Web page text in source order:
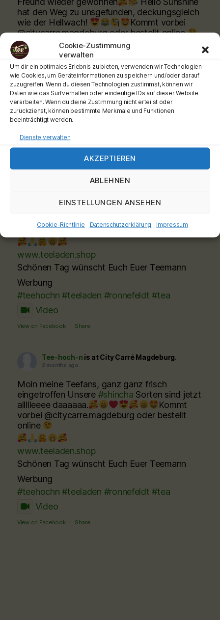
Cookie-Zustimmung
verwalten
Um dir ein optimales Erlebnis zu bieten, verwenden wir Technologien
wie Cookies, um Geräteinformationen zu speichern und/oder darauf
zuzugreifen. Wenn du diesen Technologien zustimmst, können wir
Daten wie das Surfverhalten oder eindeutige IDs auf dieser Website
verarbeiten. Wenn du deine Zustimmung nicht erteilst oder
zurückziehst, können bestimmte Merkmale und Funktionen
beeinträchtigt werden.
Dienste verwalten
AKZEPTIEREN
ABLEHNEN
EINSTELLUNGEN ANSEHEN
Cookie-Richtlinie Datenschutzerklärung Impressum
hat den Weg zu unsgefunden, deckungsgleich
wie der Hellwach!
Kommt vorbei
@citycarre.magdeburg oder bestellt online
www.teeladen.shop
Schönen Tag wünscht Euch Euer Teemann
Werbung
#teehochn #teeladen #ronnefeldt
Video
is at City Carré Magdeburg.
2 months ago
eingetroffen Unsere #shinchaSorten sind jetzt
allllleeee daaaaaa. Und die Preise sind gleich
@citycarre.magdeburg oder bestellt online
www.teeladen.shop
Schönen Tag wünscht Euch Euer Teemann
Werbung
#teehochn #teeladen #ronnefeldt #tea
Video
View on Facebook · Share
Tee-hoch-n is at City Carré Magdeburg.
2 months ago
Moin meine Teefans, ganz ganz frisch
eingetroffen Unsere #shincha Sorten sind jetzt
allllleeee daaaaaa.
Kommt
vorbei @citycarre.magdeburg oder bestellt
online
www.teeladen.shop
Schönen Tag wünscht Euch Euer Teemann
Werbung
#teehochn #teeladen #ronnefeldt #tea
Video
View on Facebook · Share